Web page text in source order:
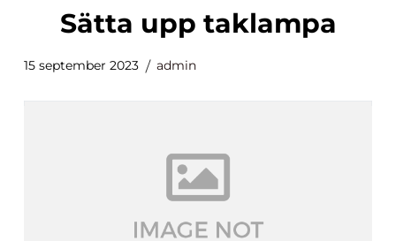
sätta upp taklampa
15 september 2023 admin